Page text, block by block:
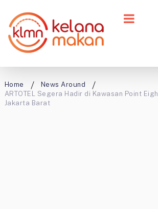
Home
News Around
ARTOTEL Segera Hadir di Kawasan Point
Jakarta Barat